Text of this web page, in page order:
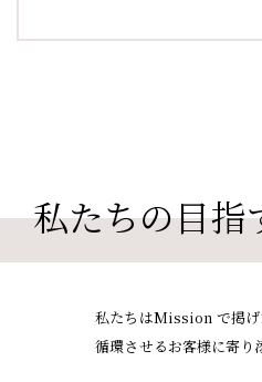
私たちの目指
私たちはMission で掲げ
循環させるお客様に寄り